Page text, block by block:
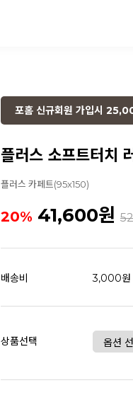
포홈 신규회원 가입시
플러스 소프트터치
플러스 카페트(95x150)
20% 41,600원
배송비 3,000원
상품선택